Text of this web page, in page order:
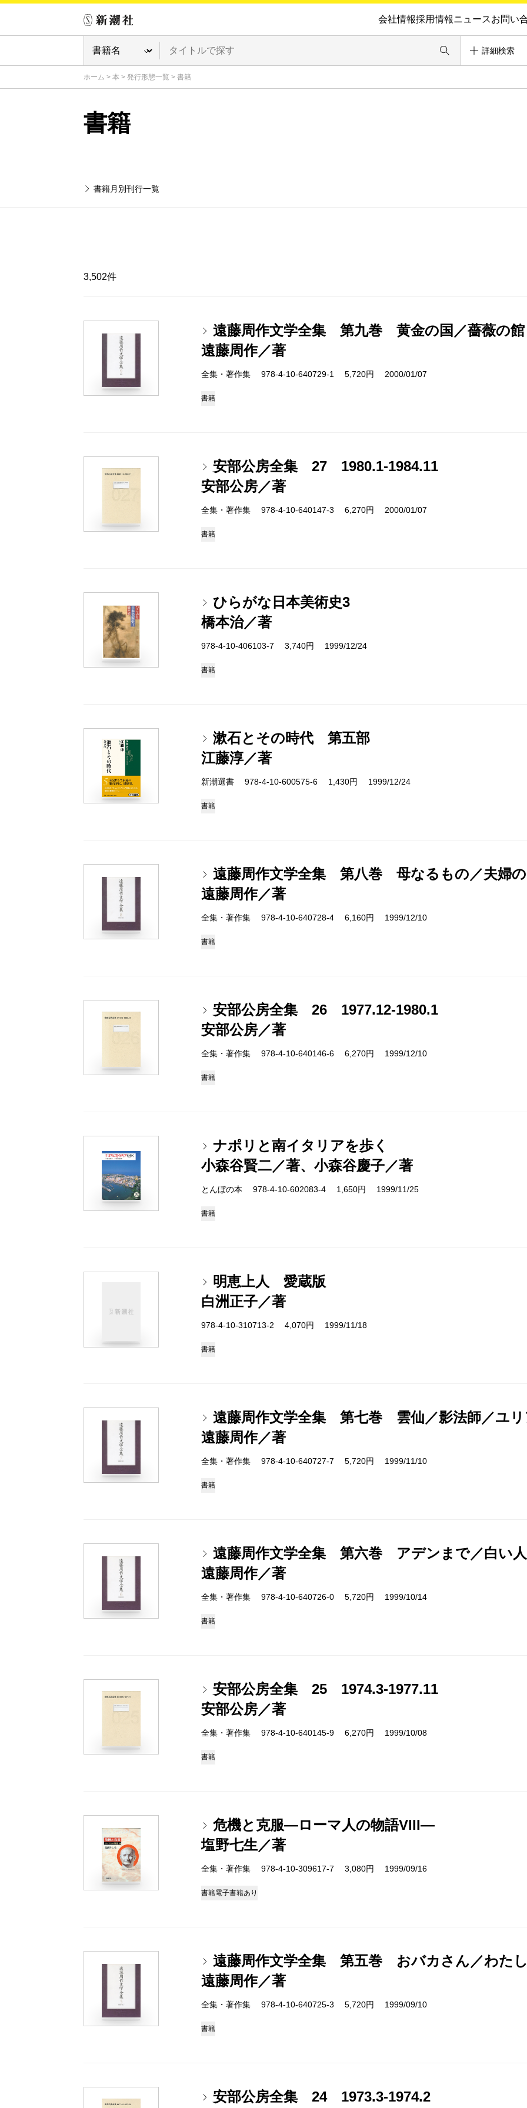
会社情報採用情報ニュースお問い
詳細検索
ホーム > 本 > 発行形態一覧 > 書籍
書籍
書籍月別刊行一覧
3,502件
遠藤周作文学全集 第九巻 黄金の国／薔薇の
遠藤周作／著
全集・著作集 978-4-10-640729-1 5,720円 2000/01/07
書籍
安部公房全集 27 1980.1-1984.11
安部公房／著
全集・著作集 978-4-10-640147-3 6,270円 2000/01/07
書籍
ひらがな日本美術史3
橋本治／著
978-4-10-406103-7 3,740円 1999/12/24
書籍
漱石とその時代 第五部
江藤淳／著
新潮選書 978-4-10-600575-6 1,430円 1999/12/24
書籍
遠藤周作文学全集 第八巻 母なるもの／夫婦
遠藤周作／著
全集・著作集 978-4-10-640728-4 6,160円 1999/12/10
書籍
安部公房全集 26 1977.12-1980.1
安部公房／著
全集・著作集 978-4-10-640146-6 6,270円 1999/12/10
書籍
ナポリと南イタリアを歩く
小森谷賢二／著、小森谷慶子／著
とんぼの本 978-4-10-602083-4 1,650円 1999/11/25
書籍
明恵上人 愛蔵版
白洲正子／著
978-4-10-310713-2 4,070円 1999/11/18
書籍
遠藤周作文学全集 第七巻 雲仙／影法師／ユ
遠藤周作／著
全集・著作集 978-4-10-640727-7 5,720円 1999/11/10
書籍
遠藤周作文学全集 第六巻 アデンまで／白い
遠藤周作／著
全集・著作集 978-4-10-640726-0 5,720円 1999/10/14
書籍
安部公房全集 25 1974.3-1977.11
安部公房／著
全集・著作集 978-4-10-640145-9 6,270円 1999/10/08
書籍
危機と克服―ローマ人の物語VIII―
塩野七生／著
全集・著作集 978-4-10-309617-7 3,080円 1999/09/16
書籍電子書籍あり
遠藤周作文学全集 第五巻 おバカさん／わた
遠藤周作／著
全集・著作集 978-4-10-640725-3 5,720円 1999/09/10
書籍
安部公房全集 24 1973.3-1974.2